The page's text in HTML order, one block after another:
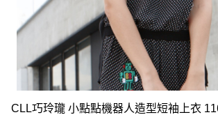
CLL巧玲瓏 小點點機器人造型短袖上衣